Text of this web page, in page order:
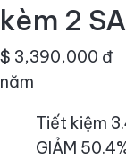
kèm 2
$ 3,390,000 đ
năm
Tiết kiệm
GIẢM